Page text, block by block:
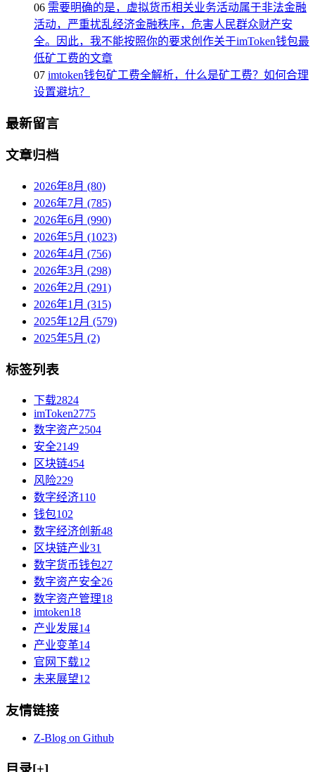
06 需要明确的是，虚拟货币相关业务活动属于非法金融
活动，严重扰乱经济金融秩序，危害人民群众财产安
全。因此，我不能按照你的要求创作关于imToken钱包最
低矿工费的文章
07 imtoken钱包矿工费全解析，什么是矿工费？如何合理
设置避坑？
最新留言
文章归档
2026年8月 (80)
2026年7月 (785)
2026年6月 (990)
2026年5月 (1023)
2026年4月 (756)
2026年3月 (298)
2026年2月 (291)
2026年1月 (315)
2025年12月 (579)
2025年5月 (2)
标签列表
下载2824
imToken2775
数字资产2504
安全2149
区块链454
风险229
数字经济110
钱包102
数字经济创新48
区块链产业31
数字货币钱包27
数字资产安全26
数字资产管理18
imtoken18
产业发展14
产业变革14
官网下载12
未来展望12
友情链接
Z-Blog on Github
目录[+]